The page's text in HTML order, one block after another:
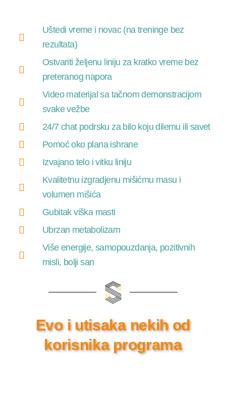
Uštedi vreme i novac (na treninge bez
rezultata)
Ostvariti željenu liniju za kratko vreme bez
preteranog napora
Video materijal sa tačnom demonstracijom
svake vežbe
24/7 chat podrsku za bilo koju dilemu ili savet
Pomoć oko plana ishrane
Izvajano telo i vitku liniju
Kvalitetnu izgradjenu mišićmu masu i
volumen mišića
Gubitak viška masti
Ubrzan metabolizam
Više energije, samopouzdanja, pozitivnih
misli, bolji san
Evo i utisaka nekih od
korisnika programa